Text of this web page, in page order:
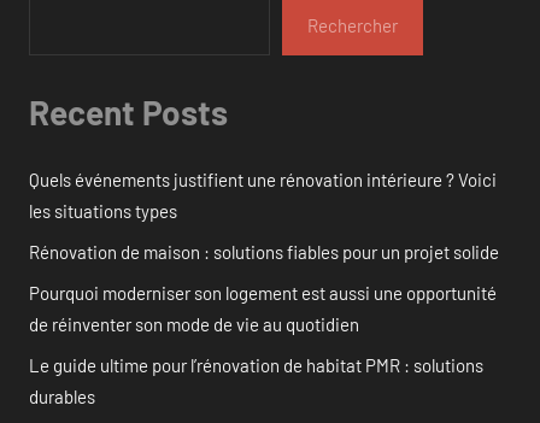
Rechercher
Recent Posts
Quels événements justifient une rénovation intérieure ? Voici
les situations types
Rénovation de maison : solutions fiables pour un projet solide
Pourquoi moderniser son logement est aussi une opportunité
de réinventer son mode de vie au quotidien
Le guide ultime pour l’rénovation de habitat PMR : solutions
durables